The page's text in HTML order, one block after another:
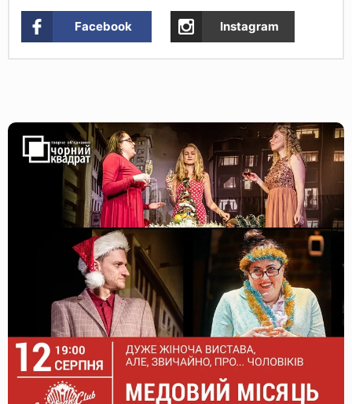
Facebook Instagram